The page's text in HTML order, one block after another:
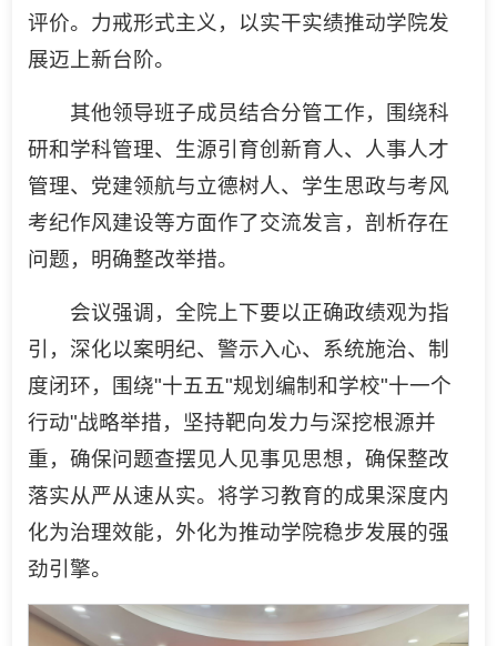
评价。力戒形式主义，以实干实绩推动学院发
展迈上新台阶。
其他领导班子成员结合分管工作，围绕科
研和学科管理、生源引育创新育人、人事人才
管理、党建领航与立德树人、学生思政与考风
考纪作风建设等方面作了交流发言，剖析存在
问题，明确整改举措。
会议强调，全院上下要以正确政绩观为指
引，深化以案明纪、警示入心、系统施治、制
度闭环，围绕"十五五"规划编制和学校"十一个
行动"战略举措，坚持靶向发力与深挖根源并
重，确保问题查摆见人见事见思想，确保整改
落实从严从速从实。将学习教育的成果深度内
化为治理效能，外化为推动学院稳步发展的强
劲引擎。